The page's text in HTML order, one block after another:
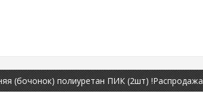
(бочонок) полиуретан ПИК (2шт) !Распродажа